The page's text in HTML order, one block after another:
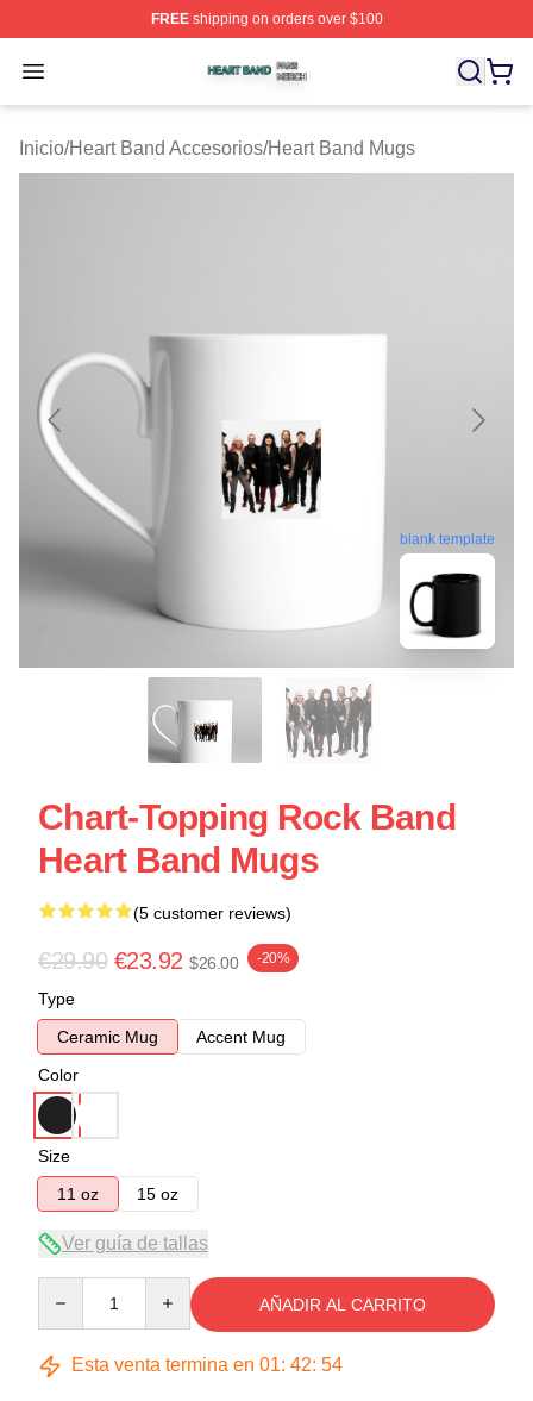
FREEshipping on orders over $100
Open menu
Heart Band Shop ⚡️ Officially Licensed Heart Band
Inicio/Heart Band Accesorios/Heart Band Mugs
blank template
Chart-Topping Rock Band
Heart Band Mugs
(5 customer reviews)
€29.90 €23.92 $26.00 -20%
Type
Ceramic Mug
Accent Mug
Color
Size
11 oz
15 oz
Ver guía de tallas
AÑADIR AL CARRITO
Esta venta termina en 01: 42: 54